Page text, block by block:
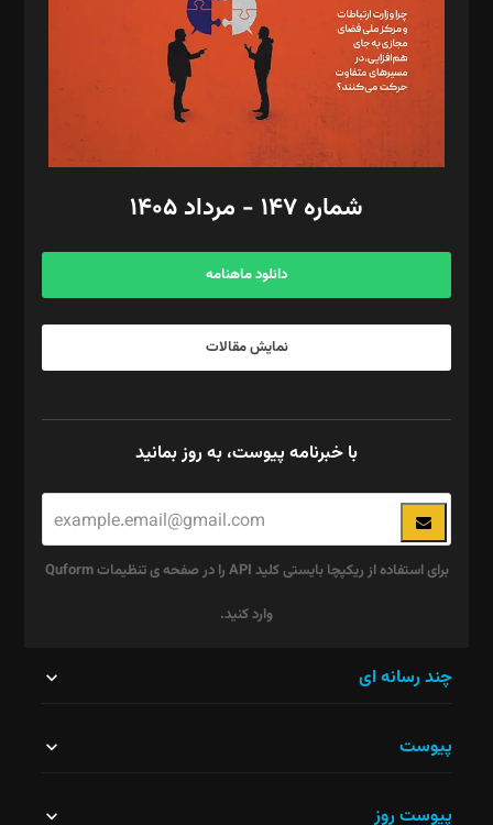
طراح یونیفرم: مجید توکلی
فیلمبرداری و عکاسی: امیر شفیعی، مانی لطفی زاده
گرافیک و صفحه‌آرایی: سید‌سبحان‌علی ثابت
مد‌یر توسعه تجاری: کامبیز برید‌
امور مالی: شاپور رهبری، محمد‌ کاظمی‌نیا
آگهی و مشترکین: ۰۹۱۹۹۹۹۰۴۵۴
شماره ۱۴۷ - مرداد ۱۴۰۵
دانلود ماهنامه
نمایش مقالات
با خبرنامه پیوست، به روز بمانید
برای استفاده از ریکپچا بایستی کلید API را در صفحه ی تنظیمات Quform
وارد کنید.
نباید
چند رسانه ای
پیوست
پیوست روز